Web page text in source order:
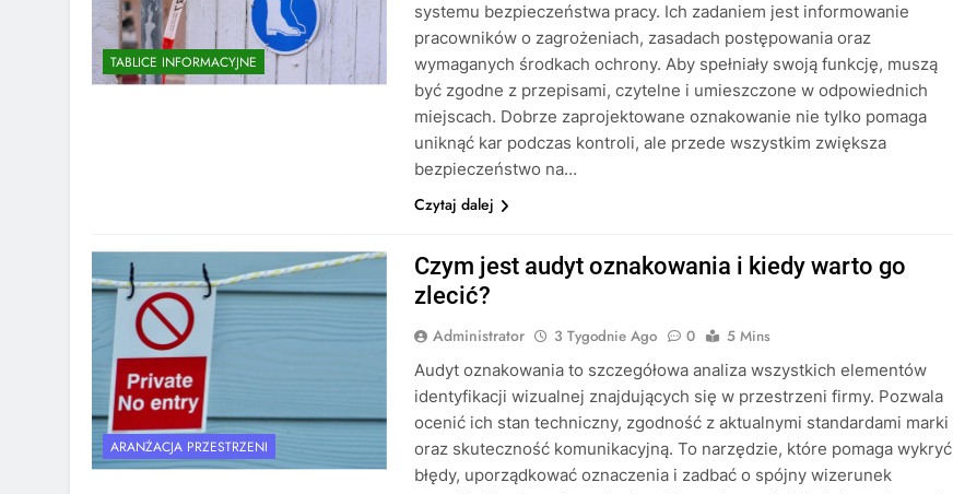
TABLICE INFORMACYJNE
systemu bezpieczeństwa pracy. Ich zadaniem jest informowanie
pracowników o zagrożeniach, zasadach postępowania oraz
wymaganych środkach ochrony. Aby spełniały swoją funkcję, muszą
być zgodne z przepisami, czytelne i umieszczone w odpowiednich
miejscach. Dobrze zaprojektowane oznakowanie nie tylko pomaga
uniknąć kar podczas kontroli, ale przede wszystkim zwiększa
bezpieczeństwo na…
Czytaj dalej
ARANŻACJA PRZESTRZENI
Czym jest audyt oznakowania i kiedy warto go
zlecić?
Administrator 3 Tygodnie Ago 0
5 Mins
Audyt oznakowania to szczegółowa analiza wszystkich elementów
identyfikacji wizualnej znajdujących się w przestrzeni firmy. Pozwala
ocenić ich stan techniczny, zgodność z aktualnymi standardami marki
oraz skuteczność komunikacyjną. To narzędzie, które pomaga wykryć
błędy, uporządkować oznaczenia i zadbać o spójny wizerunek